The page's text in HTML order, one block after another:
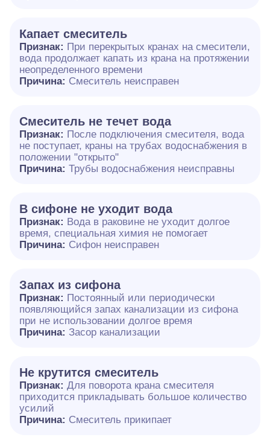
Капает смеситель
Признак: При перекрытых кранах на смесители,
вода продолжает капать из крана на протяжении
неопределенного времени
Причина: Смеситель неисправен
Смеситель не течет вода
Признак: После подключения смесителя, вода
не поступает, краны на трубах водоснабжения в
положении "открыто"
Причина: Трубы водоснабжения неисправны
В сифоне не уходит вода
Признак: Вода в раковине не уходит долгое
время, специальная химия не помогает
Причина: Сифон неисправен
Запах из сифона
Признак: Постоянный или периодически
появляющийся запах канализации из сифона
при не использовании долгое время
Причина: Засор канализации
Не крутится смеситель
Признак: Для поворота крана смесителя
приходится прикладывать большое количество
усилий
Причина: Смеситель прикипает